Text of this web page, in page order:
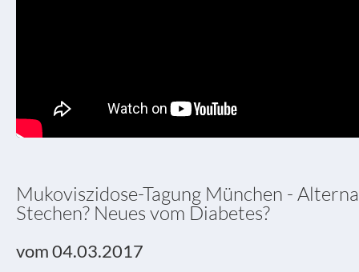
Mukoviszidose-Tagung München -
Stechen? Neues vom Diabetes?
vom 04.03.2017